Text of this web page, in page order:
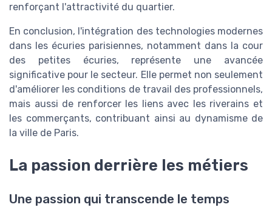
renforçant l'attractivité du quartier.
En conclusion, l'intégration des technologies modernes
dans les écuries parisiennes, notamment dans la cour
des petites écuries, représente une avancée
significative pour le secteur. Elle permet non seulement
d'améliorer les conditions de travail des professionnels,
mais aussi de renforcer les liens avec les riverains et
les commerçants, contribuant ainsi au dynamisme de
la ville de Paris.
La passion derrière les métiers
Une passion qui transcende le temps